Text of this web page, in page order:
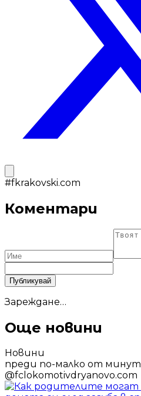
#fkrakovski.com
Коментари
Публикувай
Зареждане…
Още новини
Новини
преди по-малко от
@fclokomotivdryanovo.com